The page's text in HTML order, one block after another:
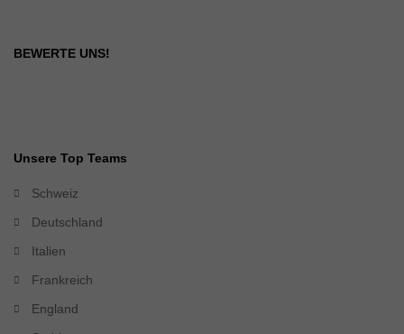
BEWERTE UNS!
Unsere Top Teams
Schweiz
Deutschland
Italien
Frankreich
England